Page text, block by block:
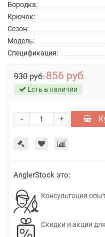
Бородка:
Крючок:
Сезон:
Модель:
Спецификация:
930 руб. 856 руб.
Есть в наличии
+
-
AnglerStock это:
Консультация
Скидки и акции